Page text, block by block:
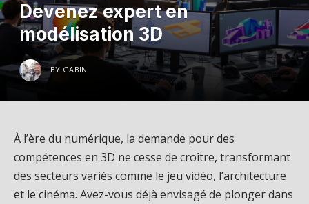
Devenez expert en
modélisation 3D
BY GABIN
À l’ère du numérique, la demande pour des
compétences en 3D ne cesse de croître, transformant
des secteurs variés comme le jeu vidéo, l’architecture
et le cinéma. Avez-vous déjà envisagé de plonger dans